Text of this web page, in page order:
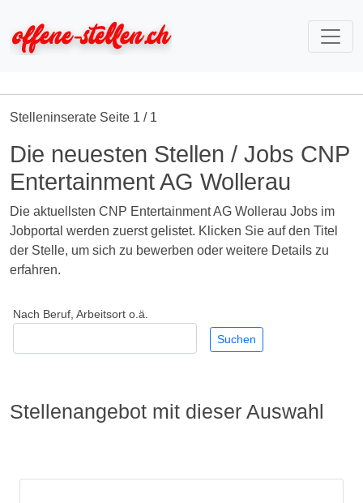
Stelleninserate Seite 1 / 1
Die neuesten Stellen / Jobs CNP
Entertainment AG Wollerau
Die aktuellsten CNP Entertainment AG Wollerau Jobs im
Jobportal werden zuerst gelistet. Klicken Sie auf den Titel
der Stelle, um sich zu bewerben oder weitere Details zu
erfahren.
Nach Beruf, Arbeitsort o.ä.
Stellenangebot mit dieser Auswahl